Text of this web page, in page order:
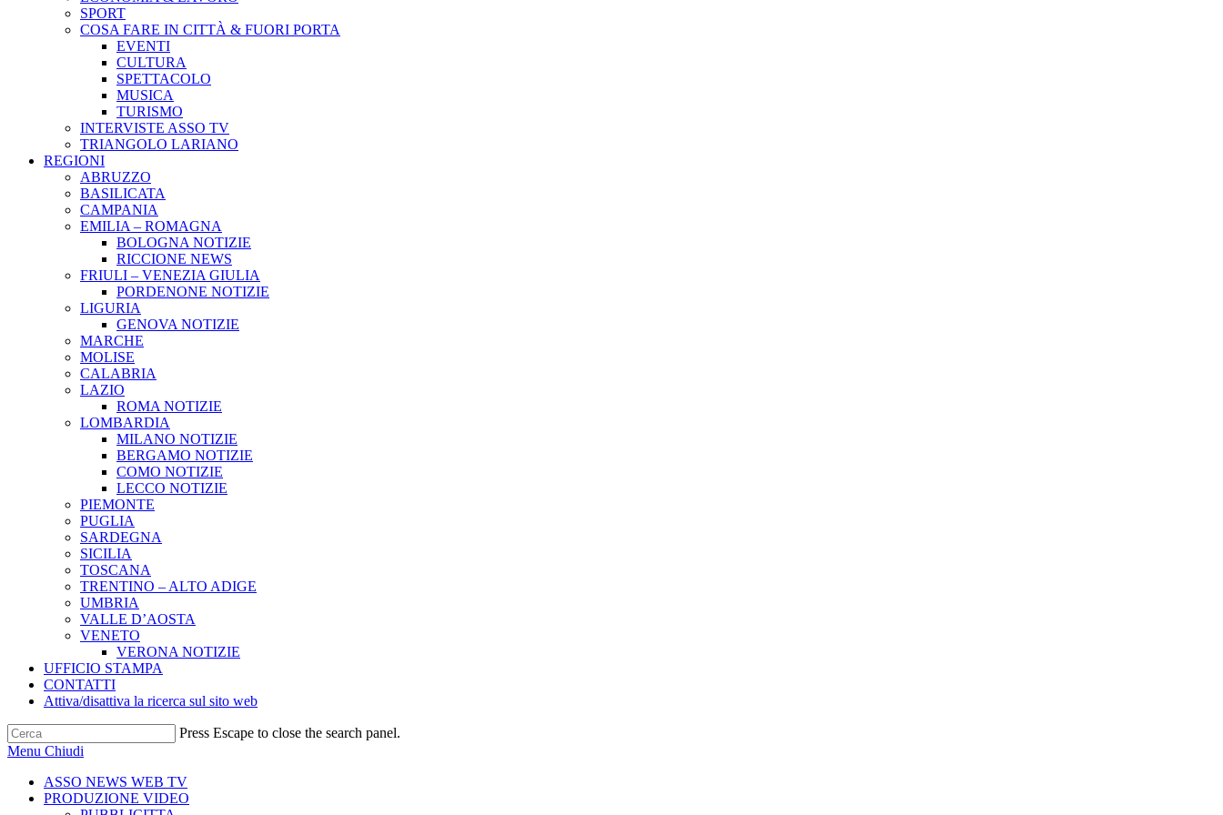
SPORT
COSA FARE IN CITTÀ & FUORI PORTA
EVENTI
CULTURA
SPETTACOLO
MUSICA
TURISMO
INTERVISTE ASSO TV
TRIANGOLO LARIANO
REGIONI
ABRUZZO
BASILICATA
CAMPANIA
EMILIA – ROMAGNA
BOLOGNA NOTIZIE
RICCIONE NEWS
FRIULI – VENEZIA GIULIA
PORDENONE NOTIZIE
LIGURIA
GENOVA NOTIZIE
MARCHE
MOLISE
CALABRIA
LAZIO
ROMA NOTIZIE
LOMBARDIA
MILANO NOTIZIE
BERGAMO NOTIZIE
COMO NOTIZIE
LECCO NOTIZIE
PIEMONTE
PUGLIA
SARDEGNA
SICILIA
TOSCANA
TRENTINO – ALTO ADIGE
UMBRIA
VALLE D’AOSTA
VENETO
VERONA NOTIZIE
UFFICIO STAMPA
CONTATTI
Attiva/disattiva la ricerca sul sito web
Press Escape to close the search panel.
Menu Chiudi
ASSO NEWS WEB TV
PRODUZIONE VIDEO